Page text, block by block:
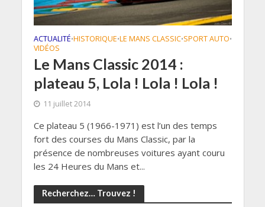
ACTUALITÉ•HISTORIQUE•LE MANS CLASSIC•SPORT AUTO•
VIDÉOS
Le Mans Classic 2014 :
plateau 5, Lola ! Lola ! Lola !
11 juillet 2014
Ce plateau 5 (1966-1971) est l’un des temps
fort des courses du Mans Classic, par la
présence de nombreuses voitures ayant couru
les 24 Heures du Mans et...
Recherchez… Trouvez !